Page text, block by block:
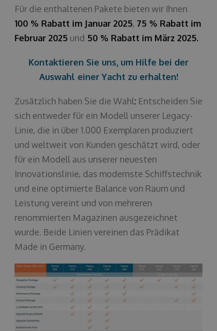
Für die enthaltenen Pakete bieten wir Ihnen
100 % Rabatt im Januar 2025, 75 % Rabatt im
Februar 2025 und 50 % Rabatt im März 2025.
Kontaktieren Sie uns, um Hilfe bei der
Auswahl einer Yacht zu erhalten!
Zusätzlich haben Sie die Wahl: Entscheiden Sie
sich entweder für ein Modell unserer Legacy-
Linie, die in über 1.000 Exemplaren produziert
und weltweit von Kunden geschätzt wird, oder
für ein Modell aus unserer neuesten
Innovationslinie, das modernste Schiffstechnik
und eine optimierte Balance von Raum und
Leistung vereint und von mehreren
renommierten Magazinen ausgezeichnet
wurde. Beide Linien vereinen das Prädikat
Made in Germany.